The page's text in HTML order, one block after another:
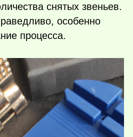
снятых звеньев.
особенно
процесса.